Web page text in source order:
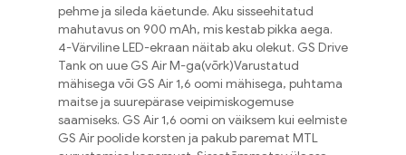
pehme ja sileda käetunde. Aku sisseehitatud
mahutavus on 900 mAh, mis kestab pikka aega.
4-Värviline LED-ekraan näitab aku olekut. GS Drive
Tank on uue GS Air M-ga(võrk)Varustatud
mähisega või GS Air 1,6 oomi mähisega, puhtama
maitse ja suurepärase veipimiskogemuse
saamiseks. GS Air 1,6 oomi on väiksem kui eelmiste
GS Air poolide korsten ja pakub paremat MTL